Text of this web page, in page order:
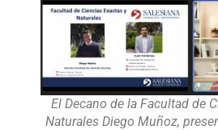
El Decano de la Facultad de
Naturales Diego Muñoz,